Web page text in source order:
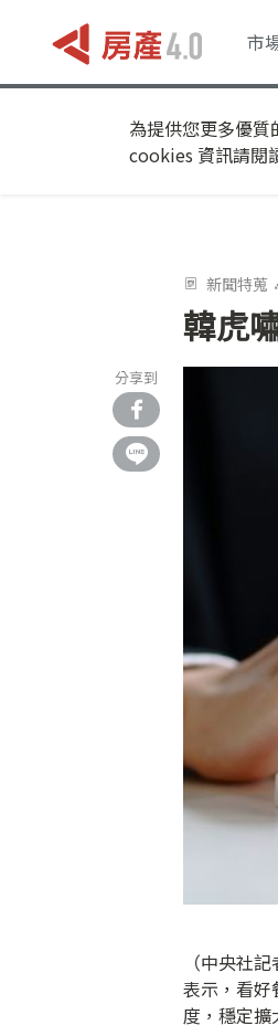
市
為提供您更多優
cookies 資訊請閱
新聞特蒐
韓虎
分享到
（中央社
表示，看好
度，穩定擴